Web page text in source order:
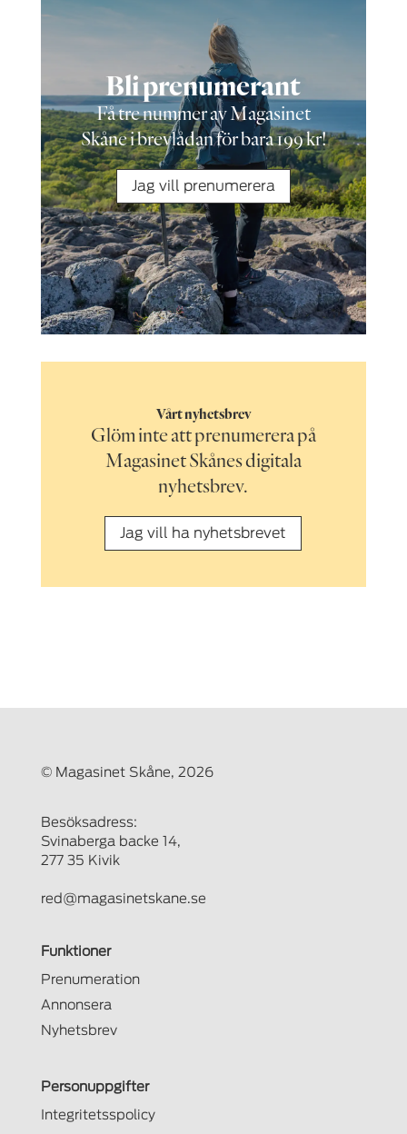
Bli prenumerant
Få tre nummer av Magasinet
Skåne i brevlådan för bara 199 kr!
Jag vill prenumerera
Vårt nyhetsbrev
Glöm inte att prenumerera på
Magasinet Skånes digitala
nyhetsbrev.
Jag vill ha nyhetsbrevet
© Magasinet Skåne, 2026
Besöksadress:
Svinaberga backe 14,
277 35 Kivik
red@magasinetskane.se
Funktioner
Prenumeration
Annonsera
Nyhetsbrev
Personuppgifter
Integritetsspolicy